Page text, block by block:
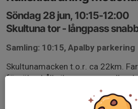
Söndag 28 jun, 10:15-12:00
Skultuna tor - långpass
Samling: 10:15, Apalby parkering
Skultunamacken t.o.r. ca 22km.
försöker hålla ihop gruppen eller
grupper. Genom att vi åker
kan passet kortas av om så önskas.